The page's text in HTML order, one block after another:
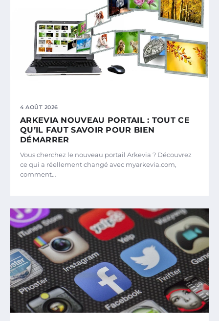
4 AOÛT 2026
ARKEVIA NOUVEAU PORTAIL : TOUT CE
QU’IL FAUT SAVOIR POUR BIEN
DÉMARRER
Vous cherchez le nouveau portail Arkevia ? Découvrez
ce qui a réellement changé avec myarkevia.com,
comment…